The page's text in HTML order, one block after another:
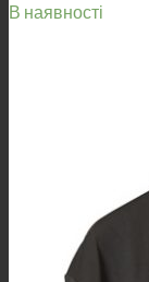
В наявності